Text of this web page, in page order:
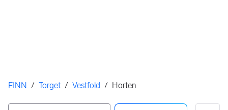
Her er du
FINN / Torget / Vestfold / Horten